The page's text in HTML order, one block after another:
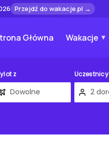
Przejdź do wakacje.pl →
Główna Wakacje
z Uczestnicy